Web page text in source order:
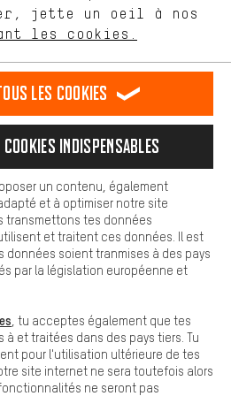
EN Deutsch español
Communauté d'Aix-la-Chapelle
Légales Protection des données
de vente Plateforme d'Alerte
Corepile Paramètres de cookies
le contraste
en euros (MwSt hors) plus les
la livraison versÉtats-Unis.
jette un oeil à nos
les cookies.
les cookies de confort, nous
à ta disposition d'autres contenus et
plus, tu as la possibilité d'utiliser des
Par exemple, nous proposons une
que tu puisses utiliser les
web.
les cookies
indispensables
un contenu, également
et à optimiser notre site
transmettons tes données
et traitent ces données. Il est
données soient tranmises à des pays
par la législation européenne et
, tu acceptes également que tes
et traitées dans des pays tiers. Tu
pour l'utilisation ultérieure de tes
site internet ne sera toutefois alors
ne seront pas